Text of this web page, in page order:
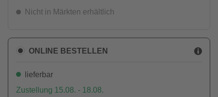
Nicht in Märkten erhältlich
ONLINE BESTELLEN
lieferbar
Zustellung 15.08. - 18.08.